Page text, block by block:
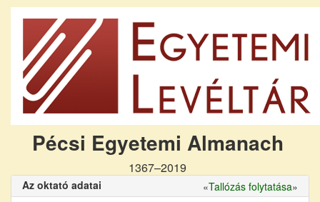
Pécsi Egyetemi Almanach
1367–2019
Az oktató adatai «Tallózás folytatása»